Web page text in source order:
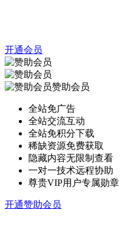
开通会员
赞助会员
全站免广告
全站交流互动
全站免积分下载
稀缺资源免费获取
隐藏内容无限制查看
一对一技术远程协助
尊贵VIP用户专属勋章
开通赞助会员